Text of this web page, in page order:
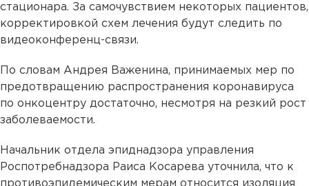
стационара. За самочувствием некоторых пациентов,
корректировкой схем лечения будут следить по
видеоконференц-связи.
По словам Андрея Важенина, принимаемых мер по
предотвращению распространения коронавируса
по онкоцентру достаточно, несмотря на резкий рост
заболеваемости.
Начальник отдела эпиднадзора управления
Роспотребнадзора Раиса Косарева уточнила, что к
противоэпидемическим мерам относится изоляция